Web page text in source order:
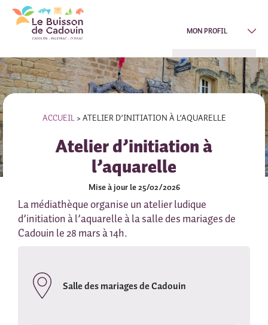
MON PROFIL
ACCUEIL> ATELIER D’INITIATION À L’AQUARELLE
Atelier d’initiation à
l’aquarelle
Mise à jour le 25/02/2026
La médiathèque organise un atelier ludique
d’initiation à l’aquarelle à la salle des mariages de
Cadouin le 28 mars à 14h.
Salle des mariages de Cadouin